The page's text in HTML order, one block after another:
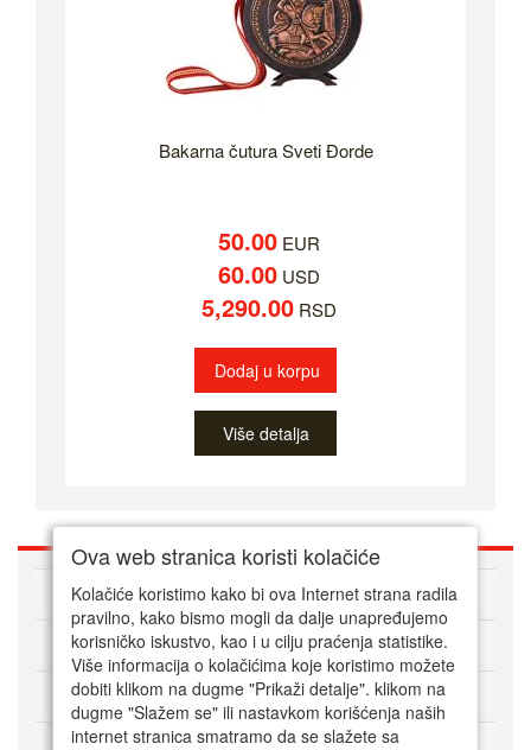
Bakarna čutura Sveti Đorde
50.00EUR
60.00USD
5,290.00RSD
Dodaj u korpu
Više detalja
O nama
Kako kupovati online
Korisnički servis
Ova web stranica koristi kolačiće
Kolačiće koristimo kako bi ova Internet strana radila
pravilno, kako bismo mogli da dalje unapređujemo
korisničko iskustvo, kao i u cilju praćenja statistike.
Više informacija o kolačićima koje koristimo možete
dobiti klikom na dugme "Prikaži detalje". klikom na
dugme "Slažem se" ili nastavkom korišćenja naših
internet stranica smatramo da se slažete sa